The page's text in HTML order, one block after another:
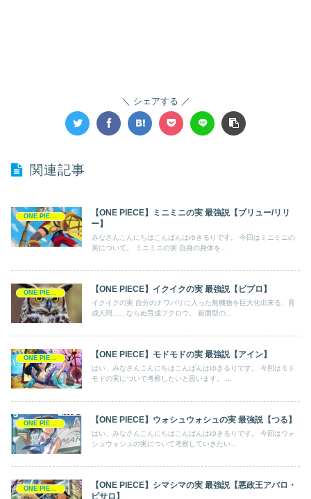
シェアする
関連記事
ONE PIECE
【ONE PIECE】ミニミニの実 最強説【ブリュー/リリ
ー】
みなさんこんにちはこんばんはゆきるりです。 今回はミニミニの
実について。 ミニミニの実 自身の身体を...
ONE PIECE 【ONE PIECE】イクイクの実 最強説【ビブロ】
イクイクの実 自分のナワバリに入った無機物を巨大化出来る、育
成人間……ならぬ育成フクロウ。 範囲型の...
ONE PIECE 【ONE PIECE】モドモドの実 最強説【アイン】
はい、みなさんこんにちはこんばんはゆきるりです。 今回はモド
モドの実について考察したいと思います。 ...
ONE PIECE 【ONE PIECE】ウォシュウォシュの実 最強説【つる】
はい、みなさんこんにちはこんばんはゆきるりです。 今回はウォ
シュウォシュの実について考察していきたい...
【ONE PIECE】シマシマの実 最強説【悪政王アバロ・
ピサロ】